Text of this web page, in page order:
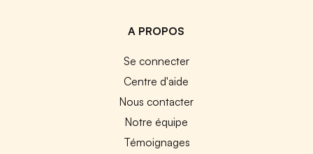
A PROPOS
Se connecter
Centre d'aide
Nous contacter
Notre équipe
Témoignages